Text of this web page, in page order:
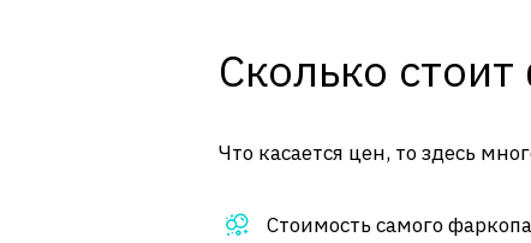
Сколько
Что касается цен, то здесь
Стоимость самого